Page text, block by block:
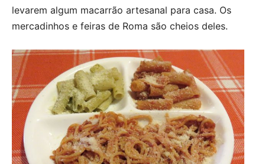
levarem algum macarrão artesanal para casa. Os
mercadinhos e feiras de Roma são cheios deles.